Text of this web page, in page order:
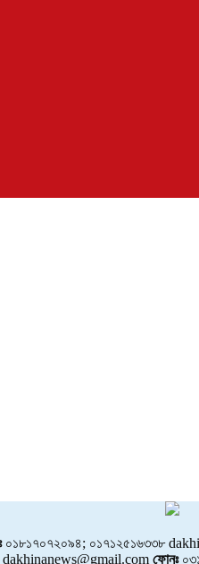
০১৮১৭০৭২০৯৪; ০১৭১২৫১৬৩৩৮
dakhinanews@gmail.com ফোনঃ